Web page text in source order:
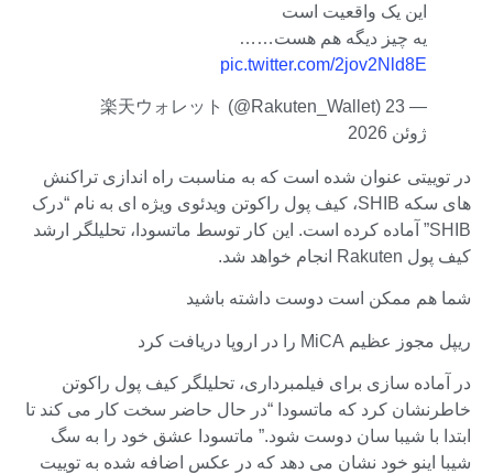
این یک واقعیت است
یه چیز دیگه هم هست……
pic.twitter.com/2jov2Nld8E
— 楽天ウォレット (@Rakuten_Wallet) 23
ژوئن 2026
در توییتی عنوان شده است که به مناسبت راه اندازی تراکنش
های سکه SHIB، کیف پول راکوتن ویدئوی ویژه ای به نام “درک
SHIB” آماده کرده است. این کار توسط ماتسودا، تحلیلگر ارشد
کیف پول Rakuten انجام خواهد شد.
شما هم ممکن است دوست داشته باشید
ریپل مجوز عظیم MiCA را در اروپا دریافت کرد
در آماده سازی برای فیلمبرداری، تحلیلگر کیف پول راکوتن
خاطرنشان کرد که ماتسودا “در حال حاضر سخت کار می کند تا
ابتدا با شیبا سان دوست شود.” ماتسودا عشق خود را به سگ
شیبا اینو خود نشان می دهد که در عکس اضافه شده به توییت